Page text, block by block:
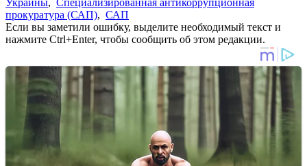
прокуратура (САП), САП
Если вы заметили ошибку, выделите необходимый текст и
нажмите Ctrl+Enter, чтобы сообщить об этом редакции.